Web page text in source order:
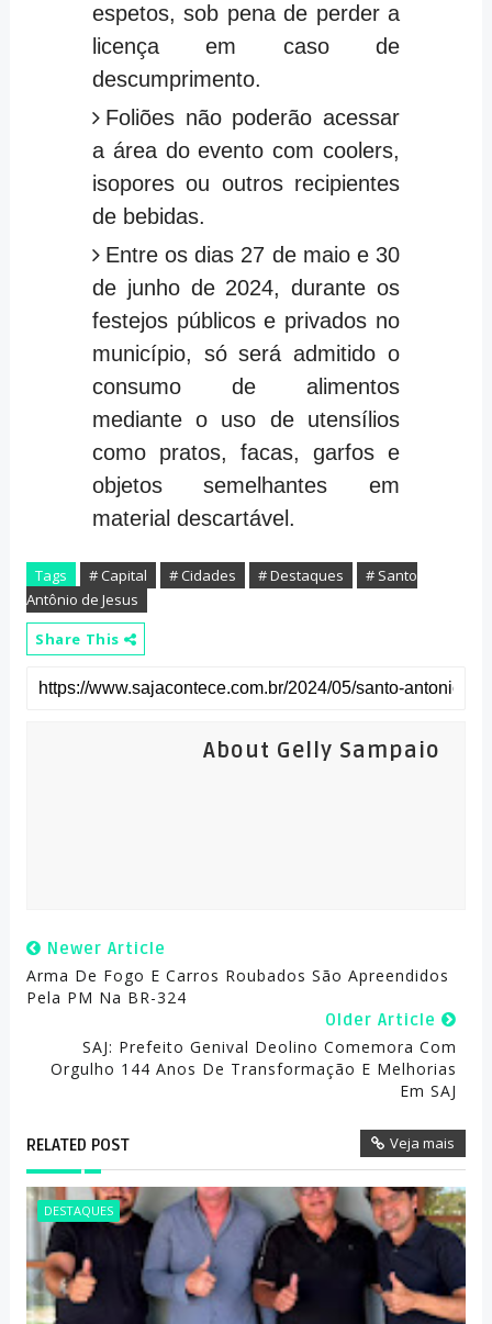
espetos, sob pena de perder a
licença em caso de
descumprimento.
Foliões não poderão acessar
a área do evento com coolers,
isopores ou outros recipientes
de bebidas.
Entre os dias 27 de maio e 30
de junho de 2024, durante os
festejos públicos e privados no
município, só será admitido o
consumo de alimentos
mediante o uso de utensílios
como pratos, facas, garfos e
objetos semelhantes em
material descartável.
Tags # Capital # Cidades # Destaques
# Santo
Antônio de Jesus
Share This
About Gelly Sampaio
Newer Article
Arma De Fogo E Carros Roubados São Apreendidos
Pela PM Na BR-324
Older Article
SAJ: Prefeito Genival Deolino Comemora Com
Orgulho 144 Anos De Transformação E Melhorias
Em SAJ
RELATED POST Veja mais
DESTAQUES